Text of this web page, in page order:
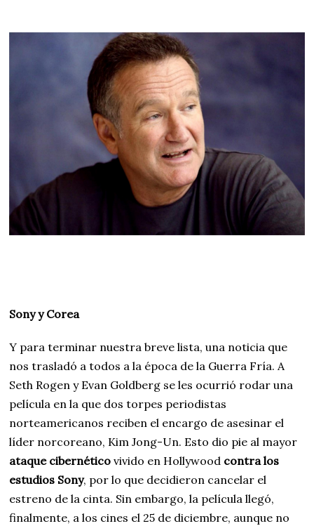
Sony y Corea
Y para terminar nuestra breve lista, una noticia que
nos trasladó a todos a la época de la Guerra Fría. A
Seth Rogen y Evan Goldberg se les ocurrió rodar una
película en la que dos torpes periodistas
norteamericanos reciben el encargo de asesinar el
líder norcoreano, Kim Jong-Un. Esto dio pie al mayor
ataque cibernético vivido en Hollywood contra los
estudios Sony, por lo que decidieron cancelar el
estreno de la cinta. Sin embargo, la película llegó,
finalmente, a los cines el 25 de diciembre, aunque no